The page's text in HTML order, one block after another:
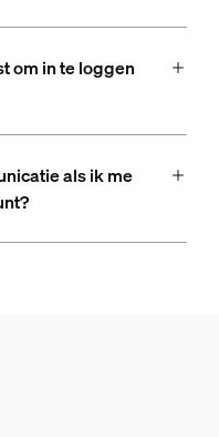
om in te loggen
als ik me